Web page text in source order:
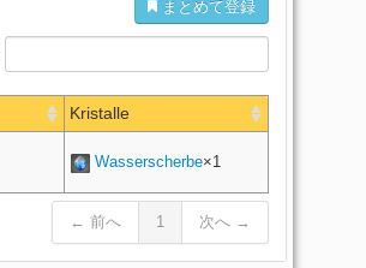
まとめて登録
Kristalle
Wasserscherbe×1
← 前へ 1 次へ →